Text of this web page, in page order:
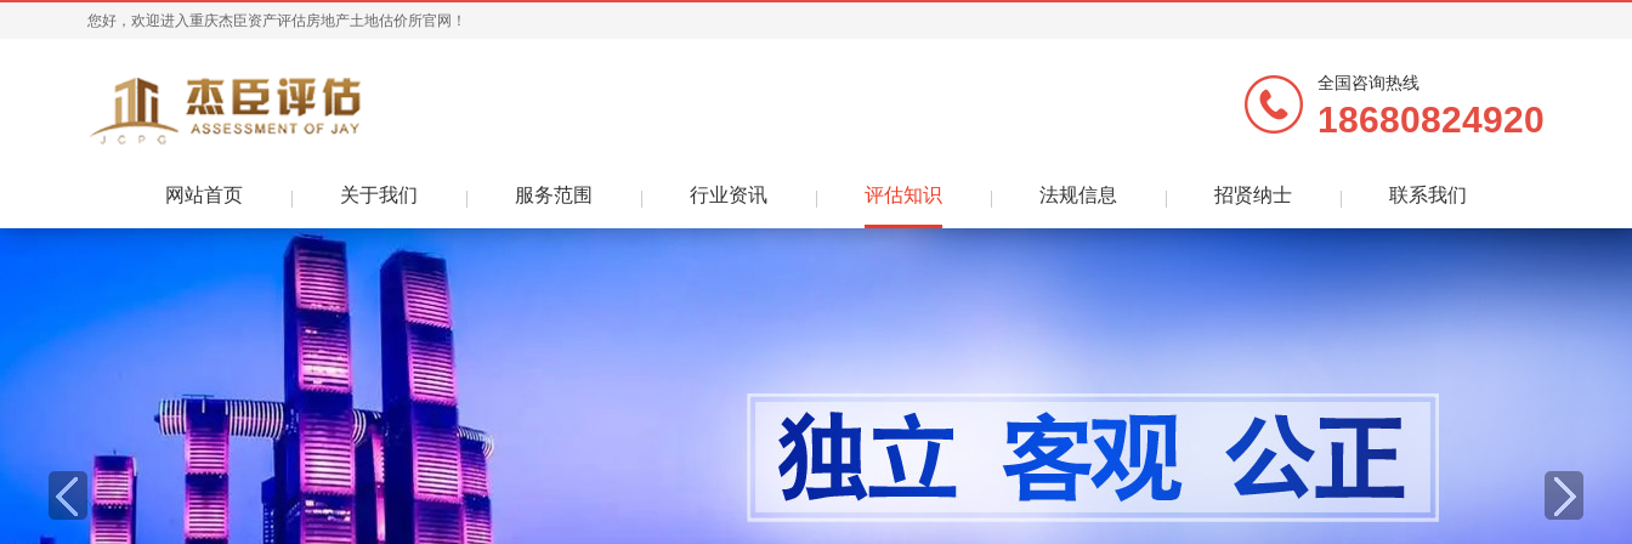
您好，欢迎进入重庆杰臣资产评估房地产土地估价所官网！
全国咨询热线
18680824920
网站首页 关于我们 服务范围 行业资讯 评估知识 法规信息 招贤纳士 联系我们